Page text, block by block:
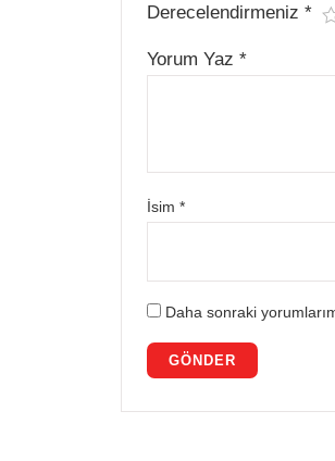
Derecelendirmeniz*
Yorum Yaz*
İsim*
Daha sonraki